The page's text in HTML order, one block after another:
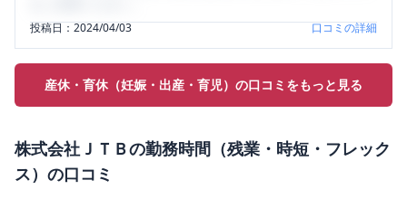
投稿日：2024/04/03 口コミの詳細
産休・育休（妊娠・出産・育児）の口コミをもっと見る
株式会社ＪＴＢの勤務時間（残業・時短・フレック
ス） の口コミ